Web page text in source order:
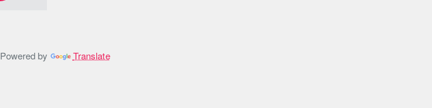
Powered by Translate